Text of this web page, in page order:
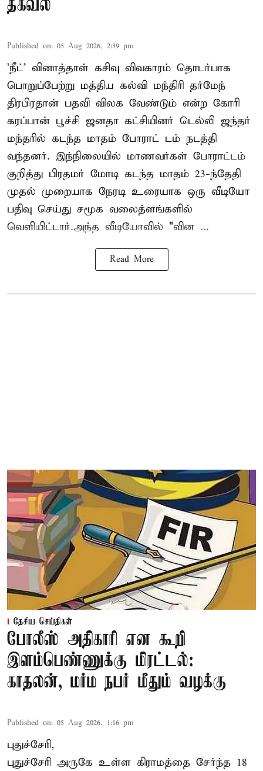
தகவல்
Published on: 05 Aug 2026, 2:39 pm
'நீட்' வினாத்தாள் கசிவு விவகாரம் தொடர்பாக
பொறுப்பேற்று மத்திய கல்வி மந்திரி தர்மேந்
திரபிரதான் பதவி விலக வேண்டும் என்ற கோரி
கரப்பான் பூச்சி ஜனதா கட்சியினர் டெல்லி ஜந்தர்
மந்தரில் கடந்த மாதம் போராட் டம் நடத்தி
வந்தனர். இந்நிலையில் மாணவர்கள் போராட்டம்
குறித்து பிரதமர் மோடி கடந்த மாதம் 23-ந்தேதி
முதல் முறையாக நேரடி உரையாக ஒரு வீடியோ
பதிவு செய்து சமூக வலைத்ளங்களில்
வெளியிட்டார்.அந்த வீடியோவில் "வின ...
Read More
தேசிய செய்திகள்
போலீஸ் அதிகாரி என கூறி
இளம்பெண்ணுக்கு மிரட்டல்:
காதலன், மர்ம நபர் மீதும் வழக்கு
Published on: 05 Aug 2026, 1:16 pm
புதுச்சேரி,
புதுச்சேரி அருகே உள்ள கிராமத்தை சேர்ந்த 18